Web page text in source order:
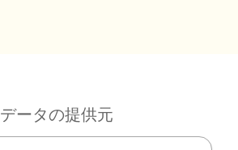
データの提供元